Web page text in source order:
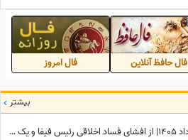
سخنرانی نتانیاهو، کارتون گوریل
انگوری ببینم"+ویدیو
فال حافظ آنلاین فال امروز
بیشتر
آخرین اخبار ایران و جهان؛ 17 مرداد 1405| از افشای فساد اخلاقی رئیس فیفا و یک زن تا سوژه شدن جوراب‌های شهباز شریف